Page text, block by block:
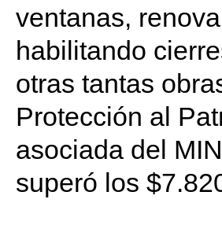
ventanas,
habilitando
otras tantas
Protección al
asociada del
superó los